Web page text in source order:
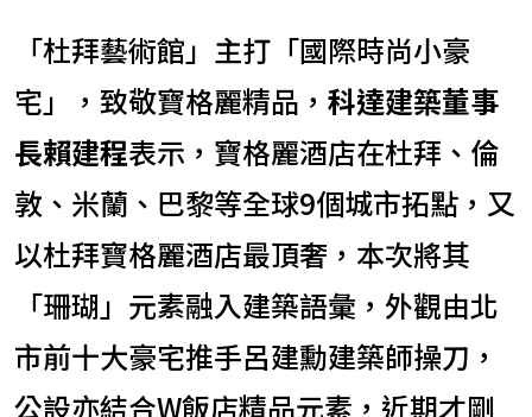
「杜拜藝術館」主打「國際時尚小豪
宅」，致敬寶格麗精品， 科達建築董事
長賴建程表示，寶格麗酒店在杜拜、倫
敦、米蘭、巴黎等全球9個城市拓點，又
以杜拜寶格麗酒店最頂奢，本次將其
「珊瑚」元素融入建築語彙，外觀由北
市前十大豪宅推手呂建勳建築師操刀，
公設亦結合W飯店精品元素，近期才剛